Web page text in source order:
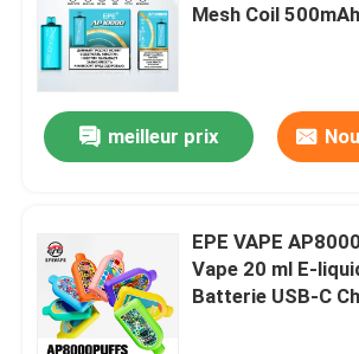
Mesh Coil
meilleur prix
EPE VAPE
Vape 20 ml E-
Batterie USB-C